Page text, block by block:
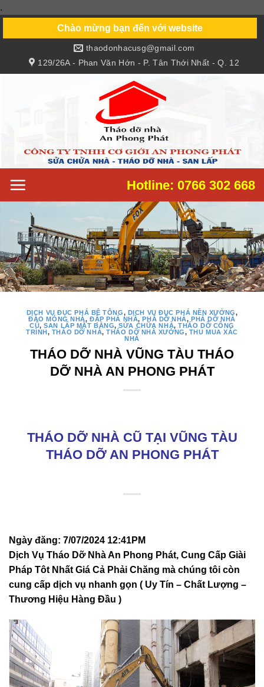
.
content
Chào mừng bạn đến với website
129/26A - Phan Văn Hớn - P. Tân Thới Nhất - Q. 12
thaodonhacusg@gmail.com
Hotline: 0766 302 668
DỊCH VỤ ĐỤC PHÁ BÊ TÔNG, DỊCH VỤ ĐỤC PHÁ NỀN XƯỞNG,
ĐÀO MÓNG NHÀ,ĐẬP PHÁ NHÀ,PHÁ DỠ NHÀ,PHÁ DỠ NHÀ
CŨ,SAN LẤP MẶT BẰNG,SỬA CHỮA NHÀ,THÁO DỠ CÔNG
TRÌNH, THÁO DỠ NHÀ,THÁO DỠ NHÀ XƯỞNG, THU MUA XÁC
NHÀ
THÁO DỠ NHÀ VŨNG TÀU THÁO
DỠ NHÀ AN PHONG PHÁT
THÁO DỠ NHÀ CŨ TẠI VŨNG TÀU
THÁO DỠ AN PHONG PHÁT
Ngày đăng: 7/07/2024 12:41PM
Dịch Vụ Tháo Dỡ Nhà An Phong Phát, Cung Cấp Giài
Pháp Tôt Nhất Giá Cả Phải Chăng mà chúng tôi còn
cung cấp dịch vụ nhanh gọn ( Uy Tín – Chất Lượng –
Thương Hiệu Hàng Đầu )